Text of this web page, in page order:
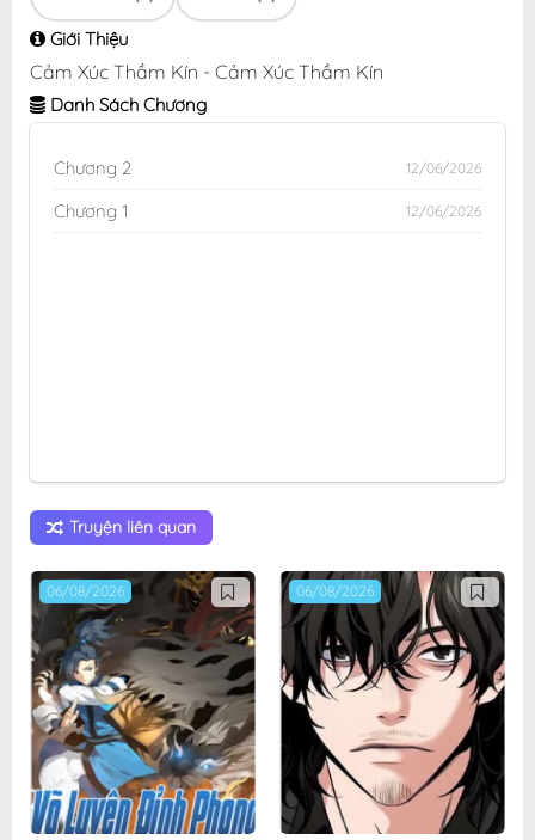
Giới Thiệu
Cảm Xúc Thầm Kín - Cảm Xúc Thầm Kín
Danh Sách Chương
Chương 2 12/06/2026
Chương 1 12/06/2026
Truyện liên quan
06/08/2026 06/08/2026